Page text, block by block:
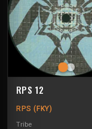
RPS 12
RPS (FKY)
Tribe